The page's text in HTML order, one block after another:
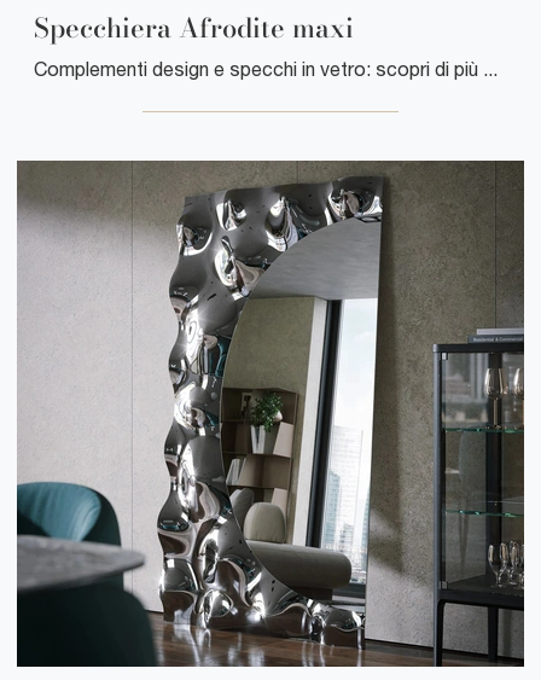
Specchiera Afrodite maxi
Complementi design e specchi in vetro: scopri di più sul modello Specchiera Afrodite maxi di Tonin Casa e potrai impreziosire i tuoi spazi.